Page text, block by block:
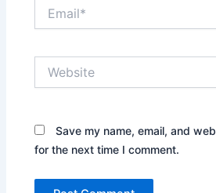
Save my name, email, and
for the next time I comment.